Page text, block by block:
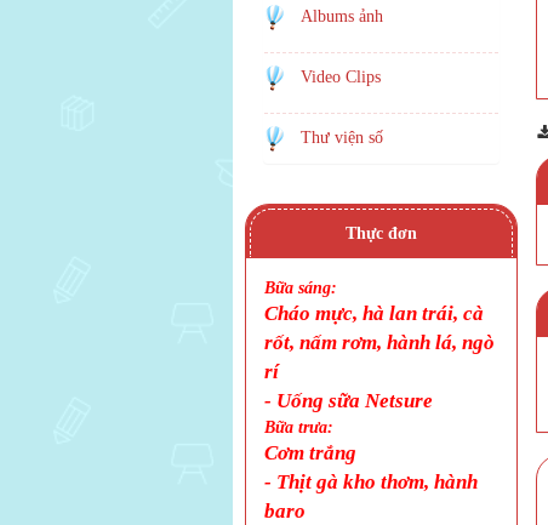
Albums ảnh
Video Clips
Thư viện số
Thực đơn
Bữa sáng:
Cháo mực, hà lan trái, cà
rốt, nấm rơm, hành lá, ngò
rí
- Uống sữa Netsure
Bữa trưa:
Cơm trắng
- Thịt gà kho thơm, hành
baro